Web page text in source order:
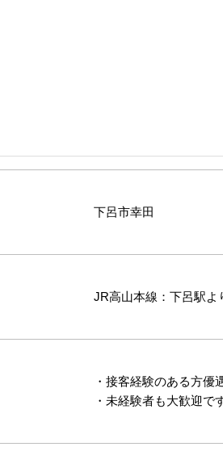
下呂市幸田
JR高山本線：下呂駅よ
・接客経験のある方優
・未経験者も大歓迎で